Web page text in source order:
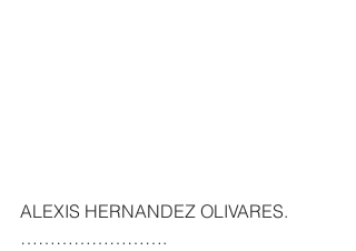
ALEXIS HERNANDEZ OLIVARES.
…………………….